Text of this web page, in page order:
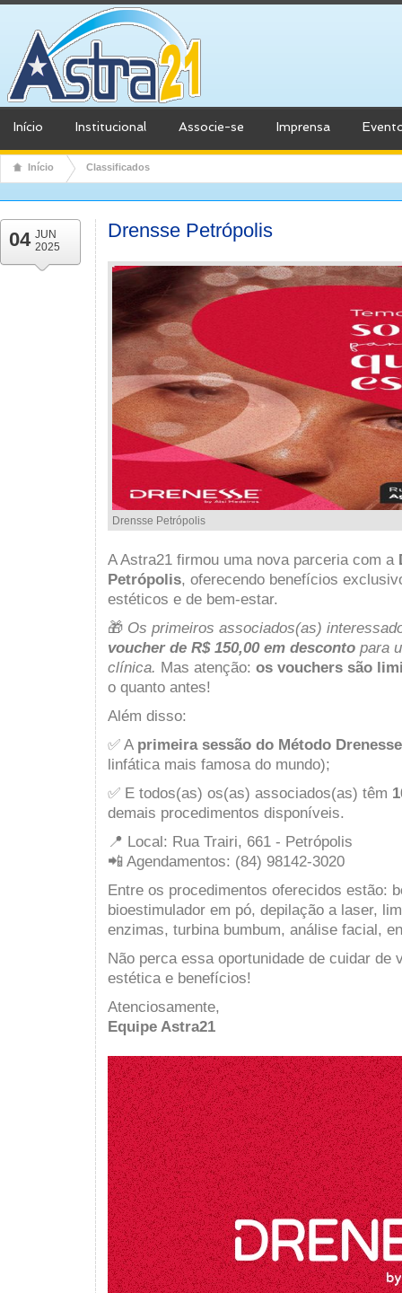
Início Institucional Associe-se Imprensa
Início Classificados
04 JUN
2025
Drensse Petrópolis
Drensse Petrópolis
A Astra21 firmou uma nova parceria com a
Petrópolis, oferecendo benefícios
estéticos e de bem-estar.
🎁 Os primeiros associados(as)
voucher de R$ 150,00 em desconto para
clínica. Mas atenção: os vouchers são
o quanto antes!
Além disso:
✅ A primeira sessão do Método
linfática mais famosa do mundo);
✅ E todos(as) os(as) associados(as) têm
demais procedimentos disponíveis.
📍 Local: Rua Trairi, 661 - Petrópolis
📲 Agendamentos: (84) 98142-3020
Entre os procedimentos oferecidos estão:
bioestimulador em pó, depilação a laser,
enzimas, turbina bumbum, análise facial,
Não perca essa oportunidade de cuidar de
estética e benefícios!
Atenciosamente,
Equipe Astra21